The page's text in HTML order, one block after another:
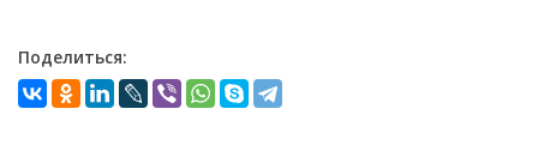
Поделиться: